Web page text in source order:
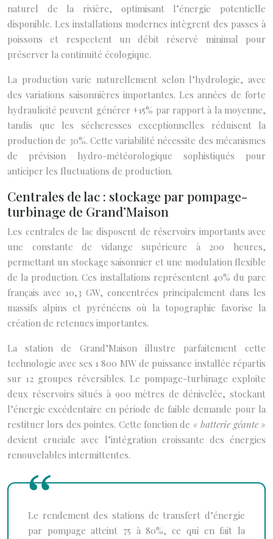
naturel de la rivière, optimisant l’énergie potentielle
disponible. Les installations modernes intègrent des passes à
poissons et respectent un débit réservé minimal pour
préserver la continuité écologique.
La production varie naturellement selon l’hydrologie, avec
des variations saisonnières importantes. Les années de forte
hydraulicité peuvent générer +15% par rapport à la moyenne,
tandis que les sécheresses exceptionnelles réduisent la
production de 30%. Cette variabilité nécessite des mécanismes
de prévision hydro-météorologique sophistiqués pour
anticiper les fluctuations de production.
Centrales de lac : stockage par pompage-
turbinage de Grand’Maison
Les centrales de lac disposent de réservoirs importants avec
une constante de vidange supérieure à 200 heures,
permettant un stockage saisonnier et une modulation flexible
de la production. Ces installations représentent 40% du parc
français avec 10,3 GW, concentrées principalement dans les
massifs alpins et pyrénéens où la topographie favorise la
création de retenues importantes.
La station de Grand’Maison illustre parfaitement cette
technologie avec ses 1 800 MW de puissance installée répartis
sur 12 groupes réversibles. Le pompage-turbinage exploite
deux réservoirs situés à 900 mètres de dénivelée, stockant
l’énergie excédentaire en période de faible demande pour la
restituer lors des pointes. Cette fonction de « batterie géante »
devient cruciale avec l’intégration croissante des énergies
renouvelables intermittentes.
Le rendement des stations de transfert d’énergie
par pompage atteint 75 à 80%, ce qui en fait la